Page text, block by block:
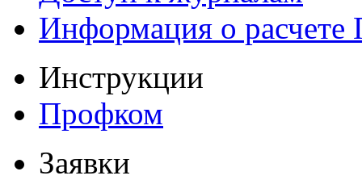
Информация о
Инструкции
Профком
Заявки